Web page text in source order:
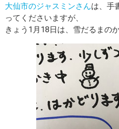
o
k
大仙市のジャスミンさんは、手
ってくださいますが、
きょう1月18日は、雪だるまの